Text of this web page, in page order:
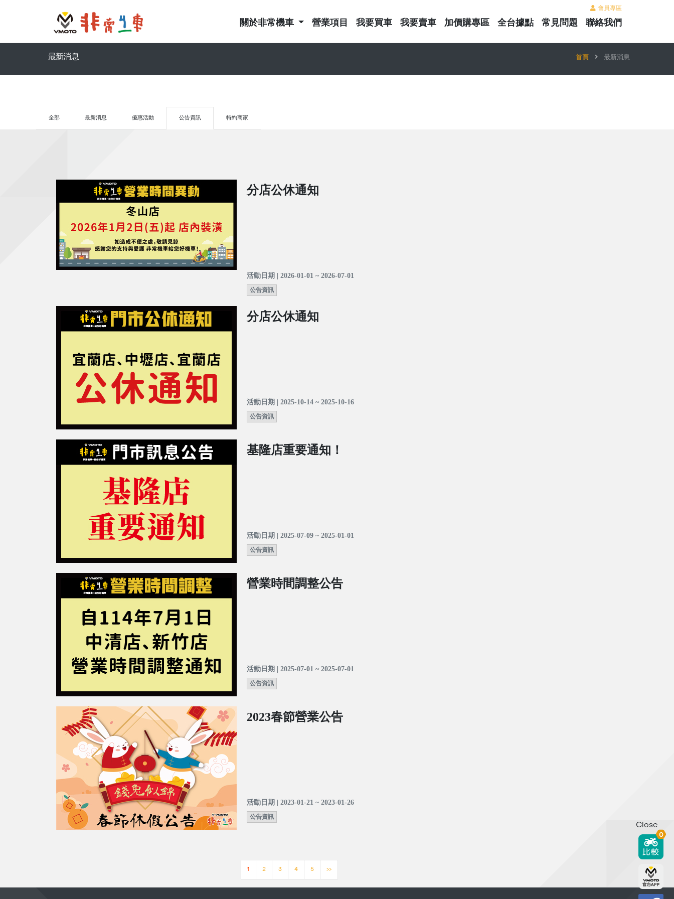
會員專區
關於非常機車 營業項目 我要買車 我要賣車 加價購專區 全台據點 常見問題 聯絡我們
最新消息 首頁 最新消息
全部 最新消息 優惠活動 公告資訊 特約商家
分店公休通知
活動日期 | 2026-01-01 ~ 2026-07-01
公告資訊
分店公休通知
活動日期 | 2025-10-14 ~ 2025-10-16
公告資訊
基隆店重要通知！
活動日期 | 2025-07-09 ~ 2025-01-01
公告資訊
營業時間調整公告
活動日期 | 2025-07-01 ~ 2025-07-01
公告資訊
2023春節營業公告
活動日期 | 2023-01-21 ~ 2023-01-26
公告資訊
1 2 3 4 5 >>
Close
0